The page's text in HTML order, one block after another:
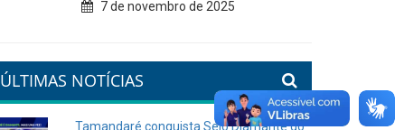
7 de novembro de 2025
ÚLTIMAS NOTÍCIAS
Tamandaré conquista Selo Diamante do